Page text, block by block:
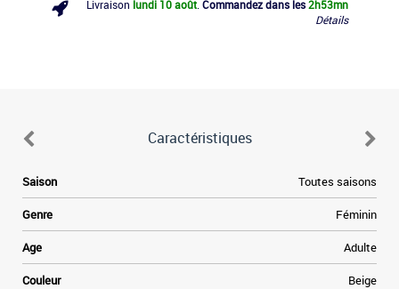
Livraison lundi 10 août. Commandez dans les 2h53mn
Détails
Caractéristiques
Saison Toutes saisons
Genre Féminin
Age Adulte
Couleur Beige